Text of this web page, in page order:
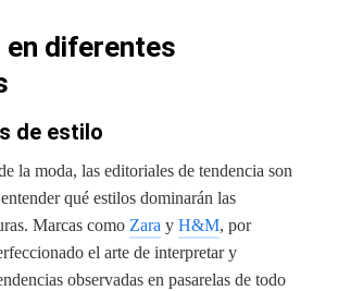
diferentes
de estilo
la moda, las editoriales de tendencia son
qué estilos dominarán las
Marcas como Zara y H&M, por
el arte de interpretar y
observadas en pasarelas de todo